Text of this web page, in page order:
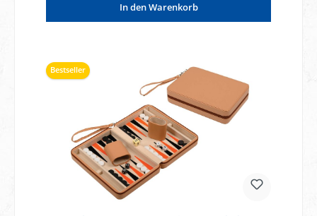
In den Warenkorb
Bestseller